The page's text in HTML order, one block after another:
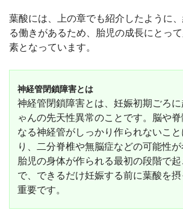
葉酸には、上の章でも紹介したように
る働きがあるため、胎児の成長にとっ
素となっています。
神経管閉鎖障害とは
神経管閉鎖障害とは、妊娠初期ごろ
ゃんの先天性異常のことです。脳や
なる神経管がしっかり作られないこと
り、二分脊椎や無脳症などの可能性が
胎児の身体が作られる最初の段階で
で、できるだけ妊娠する前に葉酸を
重要です。